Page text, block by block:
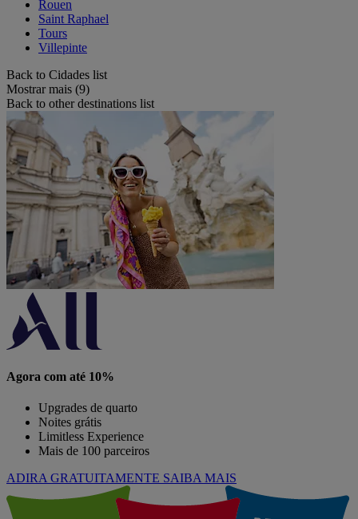
Rouen
Saint Raphael
Tours
Villepinte
Back to Cidades list
Mostrar mais (9)
Back to other destinations list
Agora com até 10%
Upgrades de quarto
Noites grátis
Limitless Experience
Mais de 100 parceiros
ADIRA GRATUITAMENTE SAIBA MAIS